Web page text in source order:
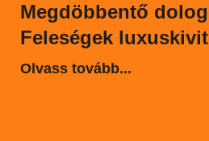
Megdöbbentő
Feleségek
Olvass tovább...